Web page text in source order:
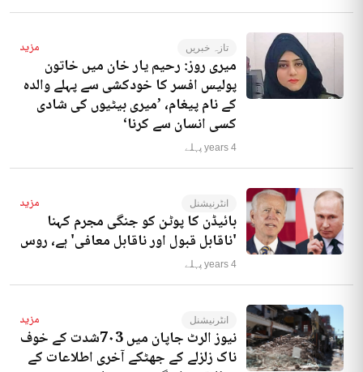
تازہ خبریں مزید
میری روز: رحیم یار خان میں خاتون
پولیس افسر کا خودکشی سے پہلے والدہ
کے نام پیغام، ’میری بیٹیوں کی شادی
کسی انسان سے کرنا‘
4 years پہلے
انٹرنیشنل مزید
بائیڈن کا پوٹن کو جنگی مجرم کہنا
'ناقابل قبول اور ناقابل معافی' ہے، روس
4 years پہلے
انٹرنیشنل مزید
نیوز الرٹ جاپان میں 7۰3شدت کے خوف
ناک زلزلے کے جھٹکے آخری اطلاعات کے